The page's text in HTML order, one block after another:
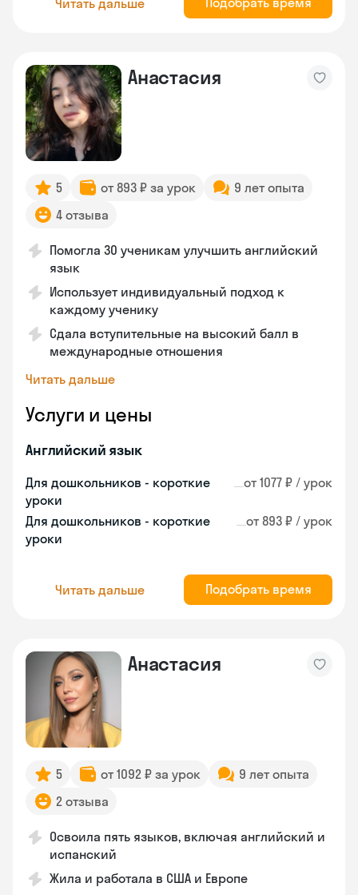
Анастасия
5 от 893 ₽ за урок
9 лет опыта
4 отзыва
Помогла 30 ученикам улучшить английский
язык
Использует индивидуальный подход к
каждому ученику
Сдала вступительные на высокий балл в
международные отношения
Читать дальше
Услуги и цены
Английский язык
Для дошкольников - короткие
уроки
от 1077 ₽ / урок
Для дошкольников - короткие
уроки
от 893 ₽ / урок
Читать дальше Подобрать время
Анастасия
5 от 1092 ₽ за урок
9 лет опыта
2 отзыва
Освоила пять языков, включая английский и
испанский
Жила и работала в США и Европе